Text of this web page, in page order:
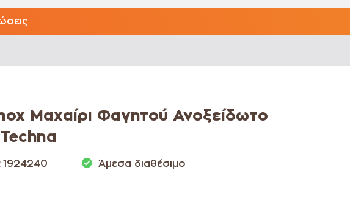
Μαχαίρι Φαγητού Ανοξείδωτο
1924240 Άμεσα διαθέσιμο